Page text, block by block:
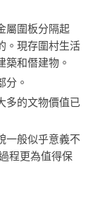
屬圍板分隔起
。現存圍村生活
和僭建物。
分。
多的文物價值已
一般似乎意義不
程更為值得保